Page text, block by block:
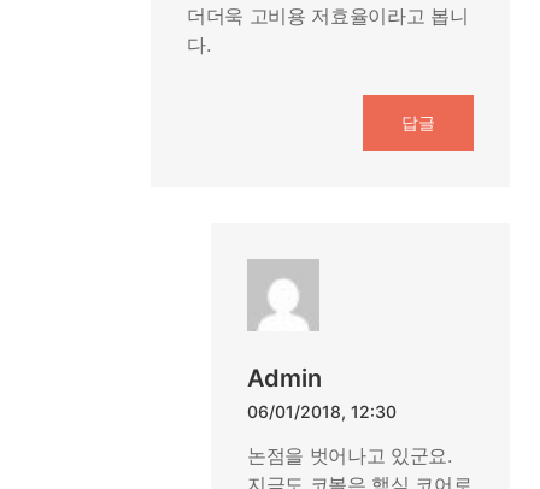
더더욱 고비용 저효율이라고 봅니
다.
답글
Admin
06/01/2018, 12:30
논점을 벗어나고 있군요.
지금도 코볼은 핵심 코어로